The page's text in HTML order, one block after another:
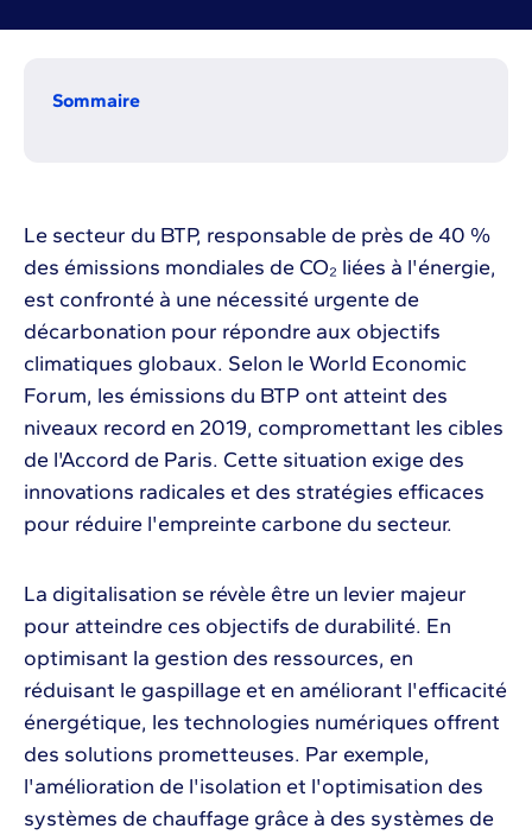
Sommaire
Le secteur du BTP, responsable de près de 40 %
des émissions mondiales de CO₂ liées à l'énergie,
est confronté à une nécessité urgente de
décarbonation pour répondre aux objectifs
climatiques globaux. Selon le World Economic
Forum, les émissions du BTP ont atteint des
niveaux record en 2019, compromettant les cibles
de l'Accord de Paris​. Cette situation exige des
innovations radicales et des stratégies efficaces
pour réduire l'empreinte carbone du secteur.
La digitalisation se révèle être un levier majeur
pour atteindre ces objectifs de durabilité. En
optimisant la gestion des ressources, en
réduisant le gaspillage et en améliorant l'efficacité
énergétique, les technologies numériques offrent
des solutions prometteuses. Par exemple,
l'amélioration de l'isolation et l'optimisation des
systèmes de chauffage grâce à des systèmes de